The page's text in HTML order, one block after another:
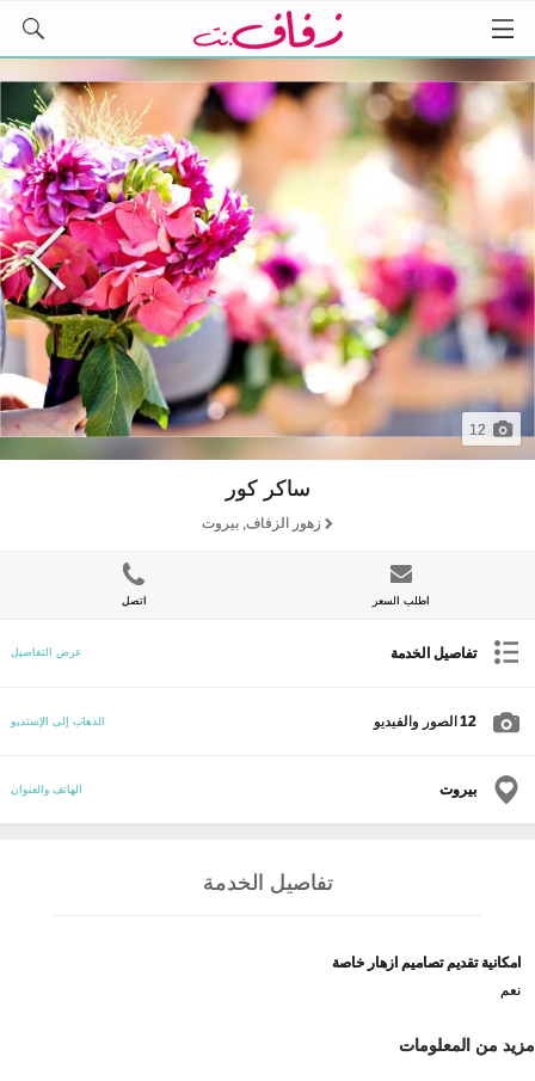
12
ساكر كور
زهور الزفاف, بيروت
اطلب السعر اتصل
تفاصيل الخدمة عرض التفاصيل
12 الصور والفيديو الذهاب إلى الإستديو
بيروت الهاتف والعنوان
تفاصيل الخدمة
امكانية تقديم تصاميم ازهار خاصة
نعم
مزيد من المعلومات